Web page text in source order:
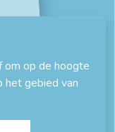
om op de hoogte
gebied van